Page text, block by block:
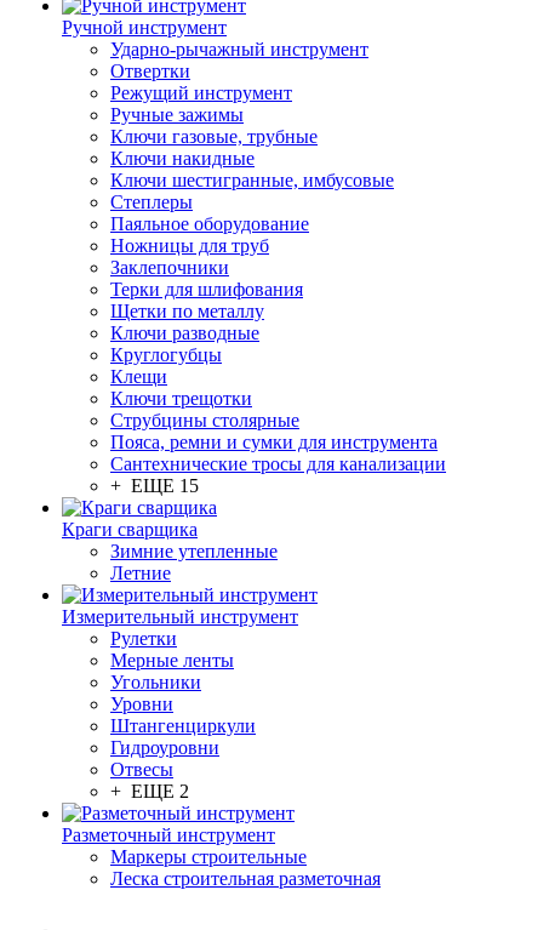
Ручной инструмент
Ударно-рычажный инструмент
Отвертки
Режущий инструмент
Ручные зажимы
Ключи газовые, трубные
Ключи накидные
Ключи шестигранные, имбусовые
Степлеры
Паяльное оборудование
Ножницы для труб
Заклепочники
Терки для шлифования
Щетки по металлу
Ключи разводные
Круглогубцы
Клещи
Ключи трещотки
Струбцины столярные
Пояса, ремни и сумки для инструмента
Сантехнические тросы для канализации
+ ЕЩЕ 15
Краги сварщика
Зимние утепленные
Летние
Измерительный инструмент
Рулетки
Мерные ленты
Угольники
Уровни
Штангенциркули
Гидроуровни
Отвесы
+ ЕЩЕ 2
Разметочный инструмент
Маркеры строительные
Леска строительная разметочная